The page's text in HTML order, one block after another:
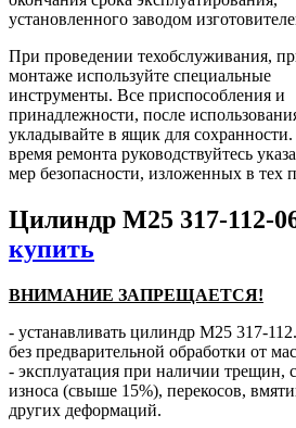
установленного заводом
При проведении техобслуживания,
монтаже используйте специальные
инструменты. Все приспособления и
принадлежности, после
укладывайте в ящик для
время ремонта руководствуйтесь
мер безопасности, изложенных в тех
Цилиндр М25 317-112-
купить
ВНИМАНИЕ ЗАПРЕЩАЕТСЯ!
- устанавливать цилиндр М25 317-
без предварительной обработки от
- эксплуатация при наличии трещин,
износа (свыше 15%), перекосов,
других деформаций.